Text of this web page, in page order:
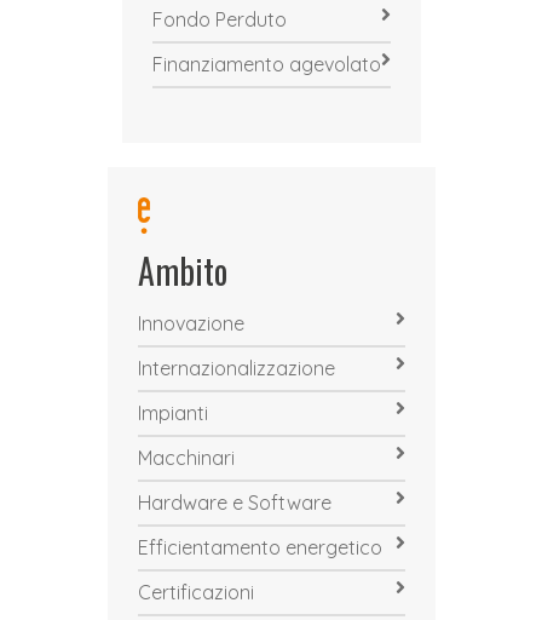
Fondo Perduto
Finanziamento agevolato
Ambito
Innovazione
Internazionalizzazione
Impianti
Macchinari
Hardware e Software
Efficientamento energetico
Certificazioni